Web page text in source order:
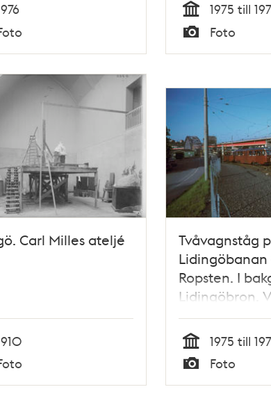
Tid
1975 till
Foto
Carl Milles ateljé
Tvåvagnståg
Lidingöbanan
Ropsten. I
Lidingöbron.
Lidingö
Tid
1975 till
Typ
Foto